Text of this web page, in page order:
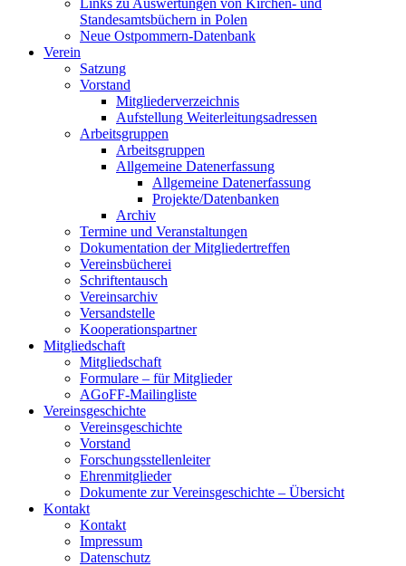
Standesamtsbüchern in Polen
Neue Ostpommern-Datenbank
Verein
Satzung
Vorstand
Mitgliederverzeichnis
Aufstellung Weiterleitungsadressen
Arbeitsgruppen
Arbeitsgruppen
Allgemeine Datenerfassung
Allgemeine Datenerfassung
Projekte/Datenbanken
Archiv
Termine und Veranstaltungen
Dokumentation der Mitgliedertreffen
Vereinsbücherei
Schriftentausch
Vereinsarchiv
Versandstelle
Kooperationspartner
Mitgliedschaft
Mitgliedschaft
Formulare – für Mitglieder
AGoFF-Mailingliste
Vereinsgeschichte
Vereinsgeschichte
Vorstand
Forschungsstellenleiter
Ehrenmitglieder
Dokumente zur Vereinsgeschichte – Übersicht
Kontakt
Kontakt
Impressum
Datenschutz